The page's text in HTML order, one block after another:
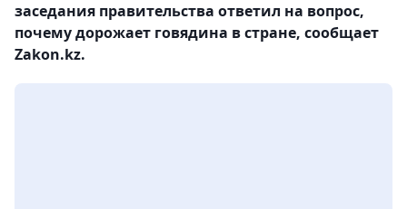
заседания правительства ответил на вопрос,
почему дорожает говядина в стране, сообщает
Zakon.kz.